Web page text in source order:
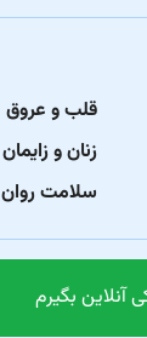
قلب و عروق
زنان و زایمان
سلامت روان
بگیرم